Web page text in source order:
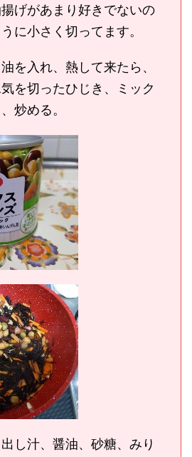
げがあまり好きでないの
に小さく切ってます。
を入れ、熱して来たら、
を切ったひじき、ミック
炒める。
し汁、醤油、砂糖、みり